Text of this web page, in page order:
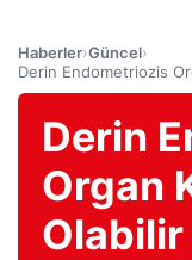
Haberler›Güncel›
Derin Endometriozis
Derin
Organ
Olabilir